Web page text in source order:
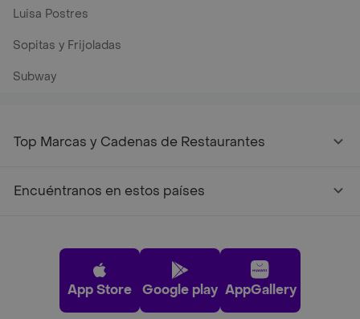
Luisa Postres
Sopitas y Frijoladas
Subway
Top Marcas y Cadenas de Restaurantes
Encuéntranos en estos países
App Store Google play AppGallery